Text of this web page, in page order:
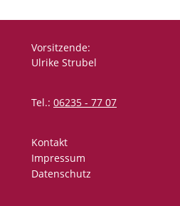
Vorsitzende:
Ulrike Strubel
Tel.: 06235 - 77 07
Kontakt
Impressum
Datenschutz